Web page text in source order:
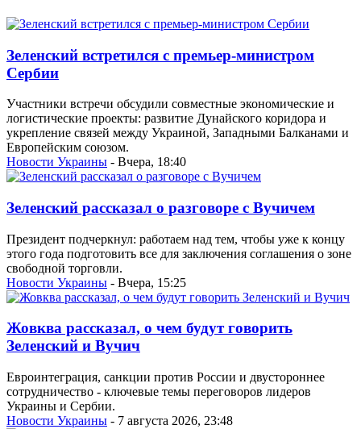
Зеленский встретился с премьер-министром
Сербии
Участники встречи обсудили совместные экономические и
логистические проекты: развитие Дунайского коридора и
укрепление связей между Украиной, Западными Балканами и
Европейским союзом.
Новости Украины - Вчера, 18:40
Зеленский рассказал о разговоре с Вучичем
Президент подчеркнул: работаем над тем, чтобы уже к концу
этого года подготовить все для заключения соглашения о зоне
свободной торговли.
Новости Украины - Вчера, 15:25
Жовква рассказал, о чем будут говорить
Зеленский и Вучич
Евроинтеграция, санкции против России и двустороннее
сотрудничество - ключевые темы переговоров лидеров
Украины и Сербии.
Новости Украины - 7 августа 2026, 23:48